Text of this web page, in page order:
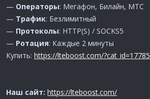
— Операторы: Мегафон, Билайн, МТС
— Трафик: Безлимитный
— Протоколы: HTTP(S) / SOCKS5
— Ротация: Каждые 2 минуты
Купить: https://lteboost.com/?cat_id=17785
Наш сайт: https://lteboost.com/